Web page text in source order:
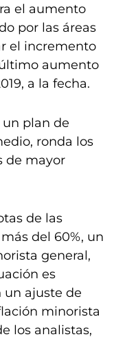
el aumento
por las áreas
el incremento
aumento
a la fecha.
plan de
ronda los
de mayor
de las
del 60%, un
general,
es
un ajuste de
minorista
los analistas,